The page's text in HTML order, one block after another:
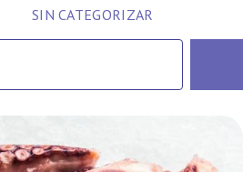
SIN CATEGORIZAR